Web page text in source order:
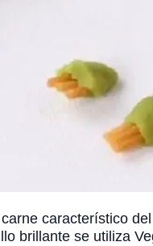
característico
brillante se utiliza